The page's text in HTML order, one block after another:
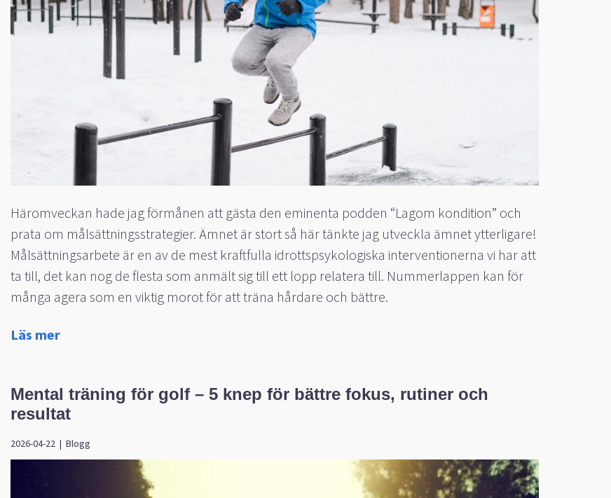
Häromveckan hade jag förmånen att gästa den eminenta podden “Lagom kondition” och
prata om målsättningsstrategier. Ämnet är stort så här tänkte jag utveckla ämnet ytterligare!
Målsättningsarbete är en av de mest kraftfulla idrottspsykologiska interventionerna vi har att
ta till, det kan nog de flesta som anmält sig till ett lopp relatera till. Nummerlappen kan för
många agera som en viktig morot för att träna hårdare och bättre.
Läs mer
Mental träning för golf – 5 knep för bättre fokus, rutiner och
resultat
2026-04-22 | Blogg